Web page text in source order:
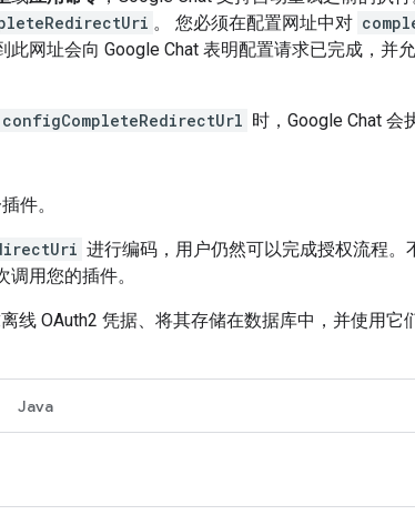
。 您必须在配置网址中对
网址会向 Google Chat 表明配置请求已完成，并
configCompleteRedirectUrl 时，Google Chat 会
件。
进行编码，用户仍然可以完成授权流程。
用您的插件。
线 OAuth2 凭据、将其存储在数据库中，并使用它
Java